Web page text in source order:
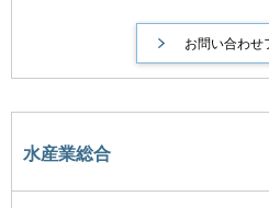
水産業総合